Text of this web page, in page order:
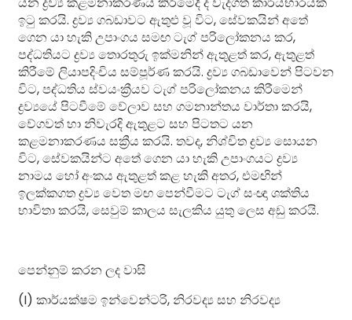
ඉටු කරයි. ද්‍රව්‍ය ගබඩාවට ඇතුළු වූ විට, සේවකයින් අතේ
ගෙන යා හැකි උපාංගය සමඟ ටැග් පරිලෝකනය කර,
පද්ධතියට ද්‍රව්‍ය තොරතුරු ඉක්මනින් ඇතුළත් කර, ඇතුළත්
කිරීමේ ලියාපදිංචිය සම්පූර්ණ කරයි. ද්‍රව්‍ය ගබඩාවෙන් පිටවන
විට, පද්ධතිය ස්වයංක්‍රීයව ටැග් පරිලෝකනය කිරීමෙන්
ද්‍රව්‍යයේ පිටවීමේ වේලාව සහ ගමනාන්තය වාර්තා කරයි,
වේගවත් හා නිවැරදි ඇතුළට සහ පිටතට යන
කළමනාකරණය සක්‍රීය කරයි. තවද, නිශ්චිත ද්‍රව්‍ය සොයන
විට, සේවකයින්ට අතේ ගෙන යා හැකි උපාංගයට ද්‍රව්‍ය
නාමය හෝ අංකය ඇතුළත් කළ හැකි අතර, එමඟින්
ඉලක්කගත ද්‍රව්‍ය වෙත මඟ පෙන්වීමට ටැග් සංඥා ශක්තිය
භාවිතා කරයි, සෙවුම් කාලය සැලකිය යුතු ලෙස අඩු කරයි.
පෙන්නුම් කරන ලද වාසි
(I) කාර්යක්ෂම ඉන්වෙන්ටරි, නිරවද්‍ය සහ නිරවද්‍ය